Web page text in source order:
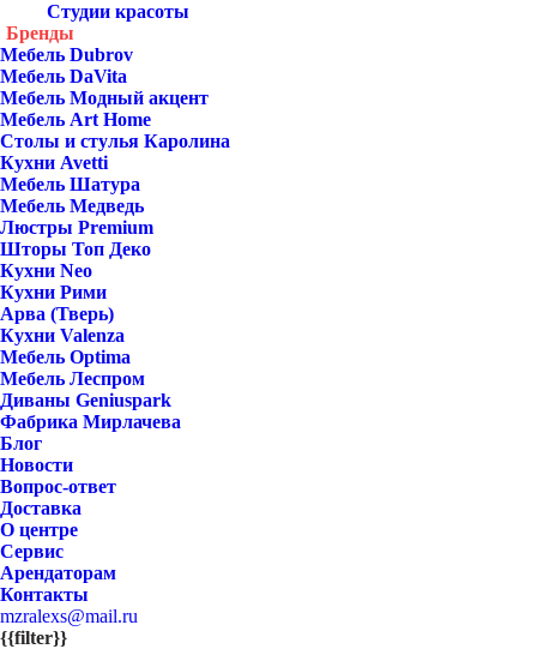
Студии красоты
Бренды
Мебель Dubrov
Мебель DaVita
Мебель Модный акцент
Мебель Art Home
Столы и стулья Каролина
Кухни Avetti
Мебель Шатура
Мебель Медведь
Люстры Premium
Шторы Топ Деко
Кухни Neo
Кухни Рими
Арва (Тверь)
Кухни Valenza
Мебель Optima
Мебель Леспром
Диваны Geniuspark
Фабрика Мирлачева
Блог
Новости
Вопрос-ответ
Доставка
О центре
Сервис
Арендаторам
Контакты
mzralexs@mail.ru
{{filter}}